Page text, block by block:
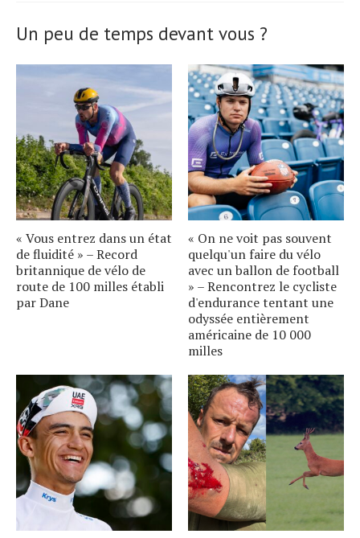
Un peu de temps devant vous ?
« Vous entrez dans un état
de fluidité » – Record
britannique de vélo de
route de 100 milles établi
par Dane
« On ne voit pas souvent
quelqu'un faire du vélo
avec un ballon de football
» – Rencontrez le cycliste
d'endurance tentant une
odyssée entièrement
américaine de 10 000
milles